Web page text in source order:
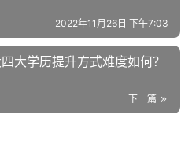
2022年11月26日 下午7:03
大学历提升方式难度如何？
下一篇